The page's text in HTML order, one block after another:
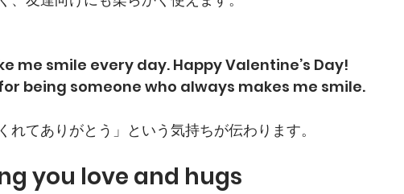
me smile every day. Happy Valentine’s Day!
being someone who always makes me smile.
れてありがとう」という気持ちが伝わります。
you love and hugs